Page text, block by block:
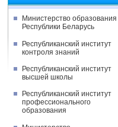
Министерство образования
Республики Беларусь
Республиканский институт
контроля знаний
Республиканский институт
высшей школы
Республиканский институт
профессионального
образования